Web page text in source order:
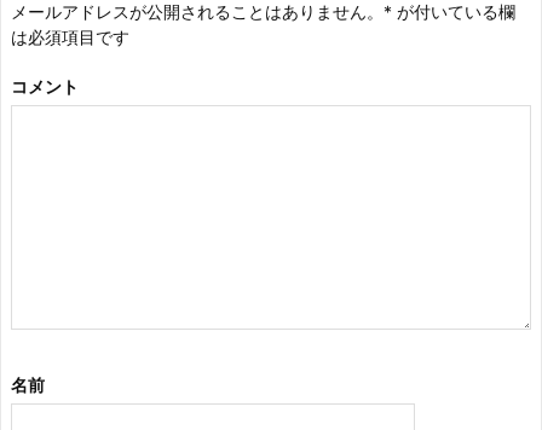
メールアドレスが公開されることはありません。 * が付いている欄
は必須項目です
コメント
名前